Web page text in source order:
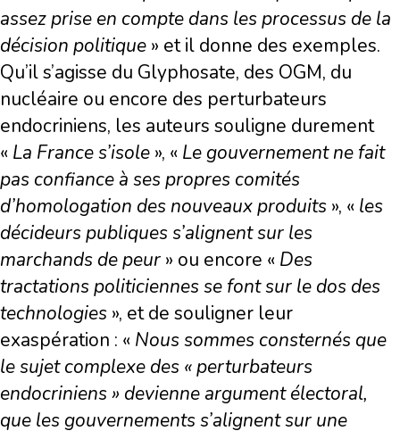
assez prise en compte dans les processus de la
décision politique » et il donne des exemples.
Qu’il s’agisse du Glyphosate, des OGM, du
nucléaire ou encore des perturbateurs
endocriniens, les auteurs souligne durement
« La France s’isole », « Le gouvernement ne fait
pas confiance à ses propres comités
d’homologation des nouveaux produits », « les
décideurs publiques s’alignent sur les
marchands de peur » ou encore « Des
tractations politiciennes se font sur le dos des
technologies », et de souligner leur
exaspération : « Nous sommes consternés que
le sujet complexe des « perturbateurs
endocriniens» devienne argument électoral,
que les gouvernements s’alignent sur une